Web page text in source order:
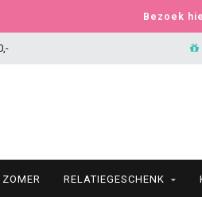
Bezoek
ZOMER RELATIEGESCHENK